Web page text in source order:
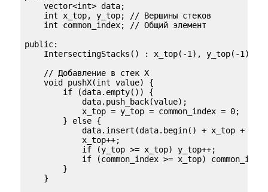
    vector<int> data;
    int x_top, y_top; // Вершины стеков
    int common_index; // Общий элемент
public:
IntersectingStacks() : x_top(-1), y_top(-1),
    // Добавление в стек X
    void pushX(int value) {
        if (data.empty()) {
            data.push_back(value);
            x_top = y_top = common_index = 0;
        } else {
data.insert(data.begin() + x_top + 1,
            x_top++;
            if (y_top >= x_top) y_top++;
if (common_index >= x_top)
        }
    }